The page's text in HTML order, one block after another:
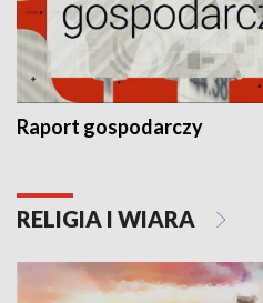
Raport gospodarczy
RELIGIA I WIARA